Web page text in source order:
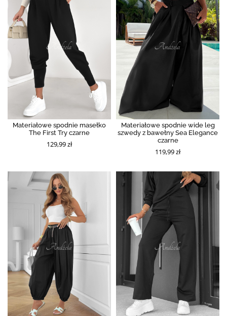
Materiałowe spodnie masełko
The First Try czarne
129,99 zł
Materiałowe spodnie wide leg
szwedy z bawełny Sea Elegance
czarne
119,99 zł